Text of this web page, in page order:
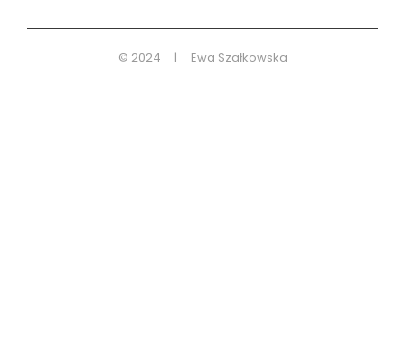
© 2024 | Ewa Szałkowska